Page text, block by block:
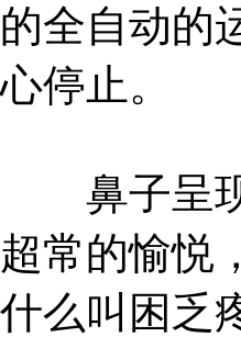
的全自动的
心停止。
鼻子呈现
超常的愉悦
什么叫困乏